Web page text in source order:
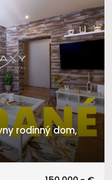
rodinný dom,